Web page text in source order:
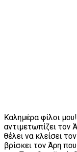
Καλημέρα φίλοι
αντιμετωπίζει τον
θέλει να κλείσει
βρίσκει τον Άρη